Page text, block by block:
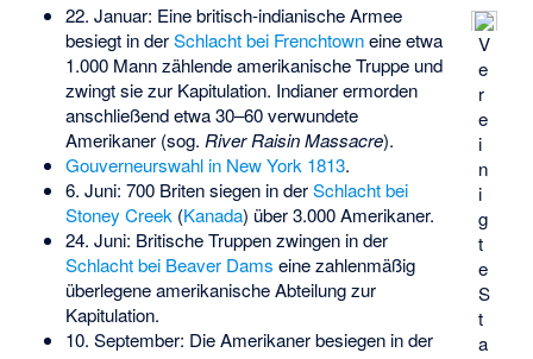
V
e
r
e
i
n
i
g
t
e
S
t
a
22. Januar: Eine britisch-indianische Armee
besiegt in derSchlacht bei Frenchtowneine etwa
1.000 Mann zählende amerikanische Truppe und
zwingt sie zur Kapitulation. Indianer ermorden
anschließend etwa 30–60 verwundete
Amerikaner (sog. River RaisinMassacre).
Gouverneurswahl in New York 1813.
6. Juni: 700 Briten siegen in derSchlacht bei
Stoney Creek (Kanada) über 3.000 Amerikaner.
24. Juni: Britische Truppen zwingen in der
Schlacht bei Beaver Dams eine zahlenmäßig
überlegene amerikanische Abteilung zur
Kapitulation.
10. September: Die Amerikaner besiegen in der